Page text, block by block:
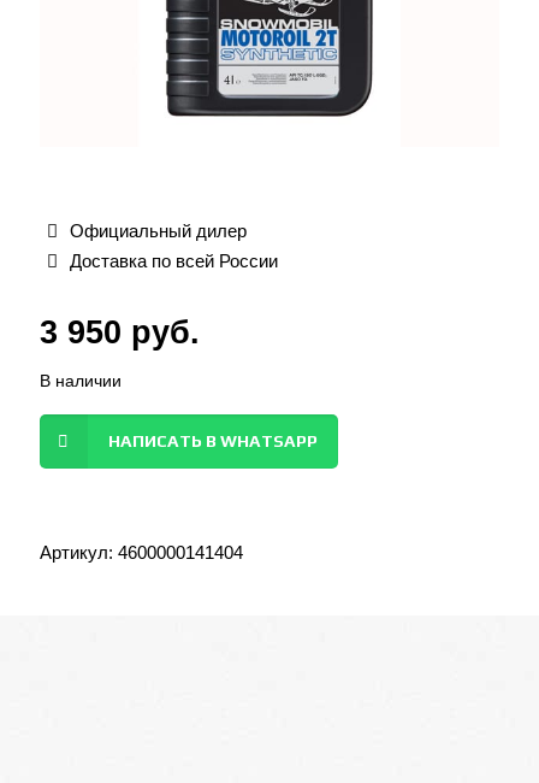
Официальный дилер
Доставка по всей России
3 950 руб.
В наличии
НАПИСАТЬ В WHATSAPP
Артикул: 4600000141404